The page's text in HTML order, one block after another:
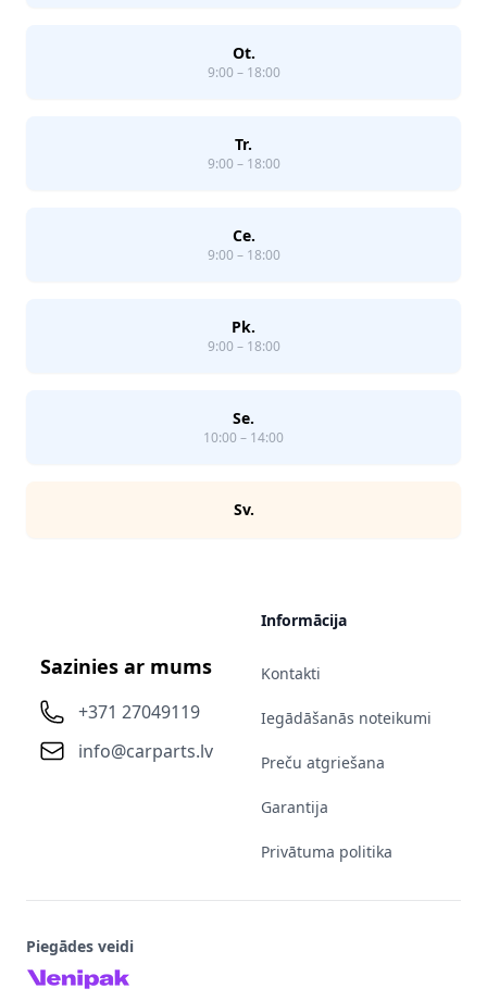
Ot.
9:00 – 18:00
Tr.
9:00 – 18:00
Ce.
9:00 – 18:00
Pk.
9:00 – 18:00
Se.
10:00 – 14:00
Sv.
Sazinies ar mums
+371 27049119
info@carparts.lv
Informācija
Kontakti
Iegādāšanās noteikumi
Preču atgriešana
Garantija
Privātuma politika
Piegādes veidi